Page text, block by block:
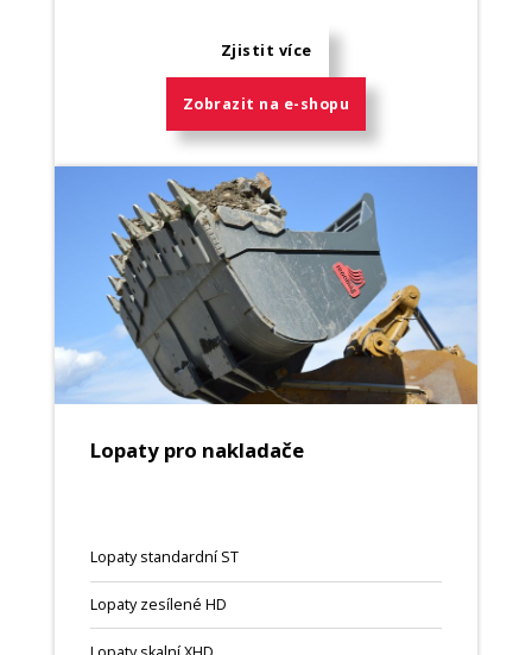
Zjistit více
Zobrazit na e-shopu
Lopaty pro nakladače
Lopaty standardní ST
Lopaty zesílené HD